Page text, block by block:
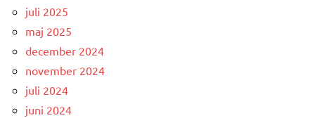
juli 2025
maj 2025
december 2024
november 2024
juli 2024
juni 2024